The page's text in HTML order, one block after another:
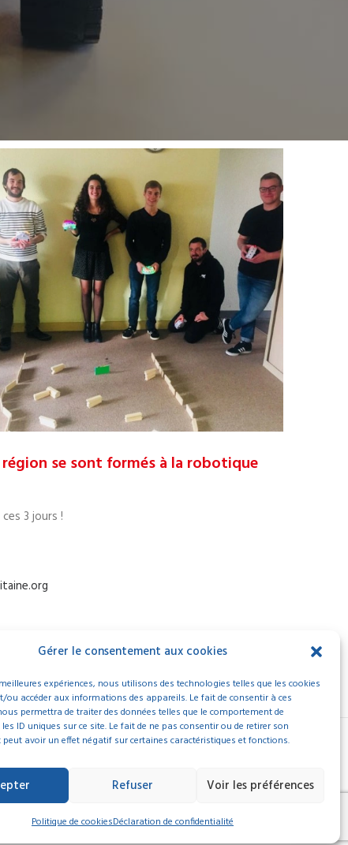
Gérer le consentement aux cookies
expériences, nous utilisons des technologies telles que les cookies
ou accéder aux informations des appareils. Le fait de consentir à ces
permettra de traiter des données telles que le comportement de
ID uniques sur ce site. Le fait de ne pas consentir ou de retirer son
avoir un effet négatif sur certaines caractéristiques et fonctions.
Refuser Voir les préférences
Politique de cookiesDéclaration de confidentialité
région se sont formés à la robotique
3 jours !